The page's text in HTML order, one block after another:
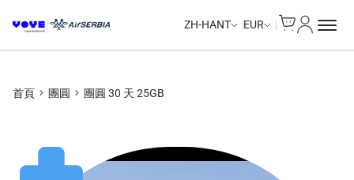
ZH-HANT EUR
首頁 團圓 團圓 30 天 25GB